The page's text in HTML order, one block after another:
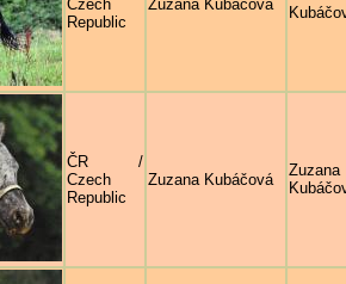
Czech
Republic
Zuzana Kubáčová
ČR /
Czech
Republic
Zuzana Kubáčová
Zuzana